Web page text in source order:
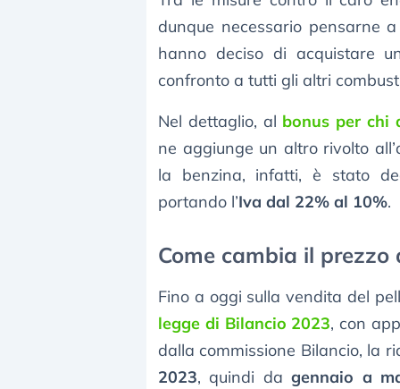
dunque necessario pensarne
hanno deciso di acquistare
confronto a tutti gli altri
Nel dettaglio, al bonus per chi
ne aggiunge un altro rivolto
la benzina, infatti, è stato
portando l’Iva dal 22% al 10%.
Come cambia il prezzo
Fino a oggi sulla vendita del
legge di Bilancio 2023, con
dalla commissione Bilancio, la
2023, quindi dagennaio a